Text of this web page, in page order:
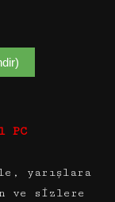
PC
yarışlara
ve sizlere